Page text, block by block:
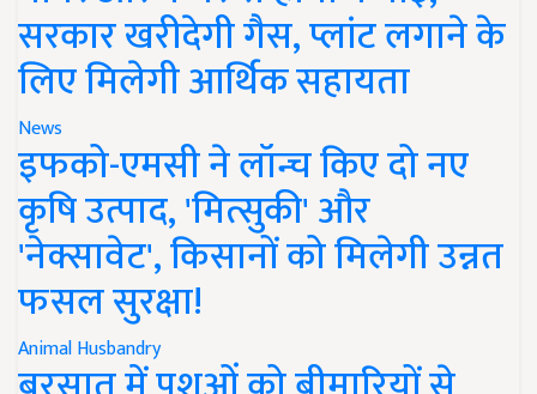
सरकार खरीदेगी गैस, प्लांट लगाने के
लिए मिलेगी आर्थिक सहायता
News
इफको-एमसी ने लॉन्च किए दो नए
कृषि उत्पाद, 'मित्सुकी' और
'नेक्सावेट', किसानों को मिलेगी उन्नत
फसल सुरक्षा!
Animal Husbandry